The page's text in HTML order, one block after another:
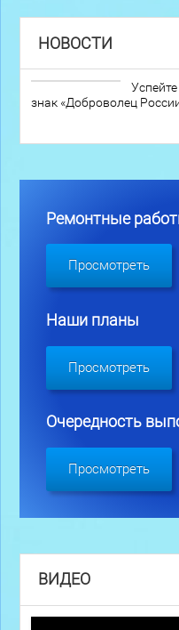
НОВОСТИ
знак «Доброволец
Ремонтные
Просмотреть
Наши планы
Просмотреть
Очередность
Просмотреть
ВИДЕО